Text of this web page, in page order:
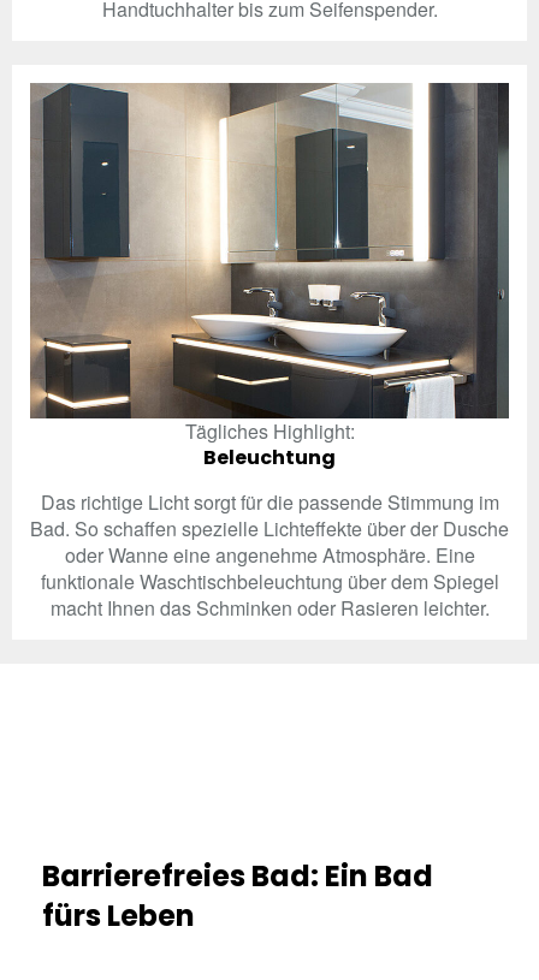
Handtuchhalter bis zum Seifenspender.
Tägliches Highlight:
Beleuchtung
Das richtige Licht sorgt für die passende Stimmung im
Bad. So schaffen spezielle Lichteffekte über der Dusche
oder Wanne eine angenehme Atmosphäre. Eine
funktionale Waschtischbeleuchtung über dem Spiegel
macht Ihnen das Schminken oder Rasieren leichter.
Barrierefreies Bad: Ein Bad
fürs Leben